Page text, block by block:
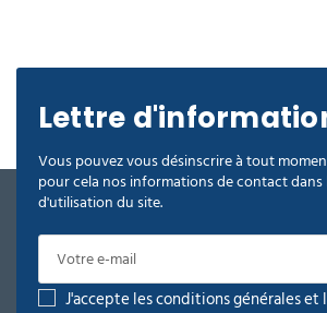
Lettre
Vous pouvez vous désinscrire à tout
pour cela nos informations de contact
d'utilisation du site.
J'accepte les conditions générales